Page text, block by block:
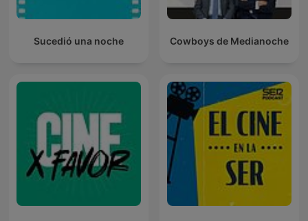
Sucedió una noche Cowboys de Medianoche